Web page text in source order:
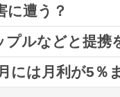
想通貨が、
遭う？
ったという情報が
ルなどと提携
会社とリップルなど
は月利が5％